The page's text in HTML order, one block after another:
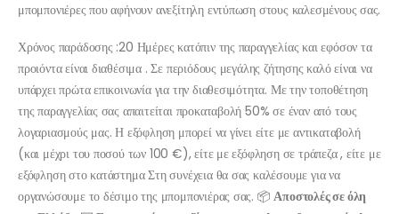
μπομπονιέρες που αφήνουν ανεξίτηλη εντύπωση στους καλεσμένους σας.
Χρόνος παράδοσης :20 Ημέρες κατόπιν της παραγγελίας και εφόσον τα
προιόντα είναι διαθέσιμα . Σε περιόδους μεγάλης ζήτησης καλό είναι να
υπάρχει πρώτα επικοινωνία για την διαθεσιμότητα. Με την τοποθέτηση
της παραγγελίας σας απαιτείται προκαταβολή 50% σε έναν από τους
λογαριασμούς μας. Η εξόφληση μπορεί να γίνει είτε με αντικαταβολή
(και μέχρι του ποσού των 100 €), είτε με εξόφληση σε τράπεζα , είτε με
εξόφληση στο κατάστημα Στη συνέχεια θα σας καλέσουμε για να
οργανώσουμε το δέσιμο της μπομπονιέρας σας. 📦Αποστολές σε όλη